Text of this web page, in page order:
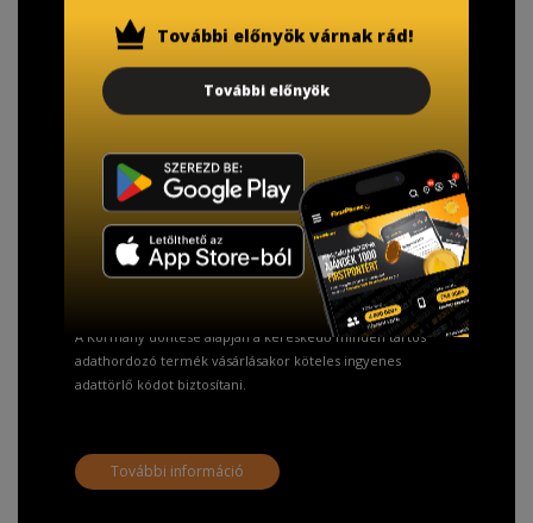
TISZTELT VÁSÁRLÓNK!
Fizetésnél kérje az ingyenes adattörlő kódot
adatainak biztonsága érdekében!
A Kormány döntése alapján a kereskedő minden tartós
adathordozó termék vásárlásakor köteles ingyenes
adattörlő kódot biztosítani.
További információ
További előnyök várnak rád!
További előnyök